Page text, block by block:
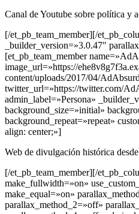
Canal de Youtube sobre política y
[/et_pb_team_member][/
_builder_version=»3.0.47″
[et_pb_team_member
image_url=»https://
content/uploads/2017/04/
twitter_url=»https://twitter.com/
admin_label=»Persona»
background_size=»initial»
background_repeat=»repeat»
align: center;»]
Web de divulgación histórica
[/et_pb_team_member][/
make_fullwidth=»on»
make_equal=»on»
parallax_method_2=»off»